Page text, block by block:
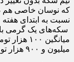
که نوسان خاصی هم
سکه‌های یک گرمی
میانگین
میلیون و ٩٠٠ هزار تومان رسید.